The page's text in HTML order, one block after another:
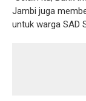
Jambi juga
untuk warga SAD